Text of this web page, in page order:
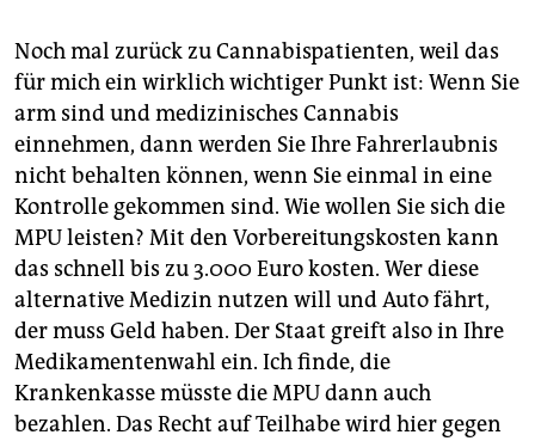
Noch mal zurück zu Cannabispatienten, weil das
für mich ein wirklich wichtiger Punkt ist: Wenn Sie
arm sind und medizinisches Cannabis
einnehmen, dann werden Sie Ihre Fahrerlaubnis
nicht behalten können, wenn Sie einmal in eine
Kontrolle gekommen sind. Wie wollen Sie sich die
MPU leisten? Mit den Vorbereitungskosten kann
das schnell bis zu 3.000 Euro kosten. Wer diese
alternative Medizin nutzen will und Auto fährt,
der muss Geld haben. Der Staat greift also in Ihre
Medikamentenwahl ein. Ich finde, die
Krankenkasse müsste die MPU dann auch
bezahlen. Das Recht auf Teilhabe wird hier gegen